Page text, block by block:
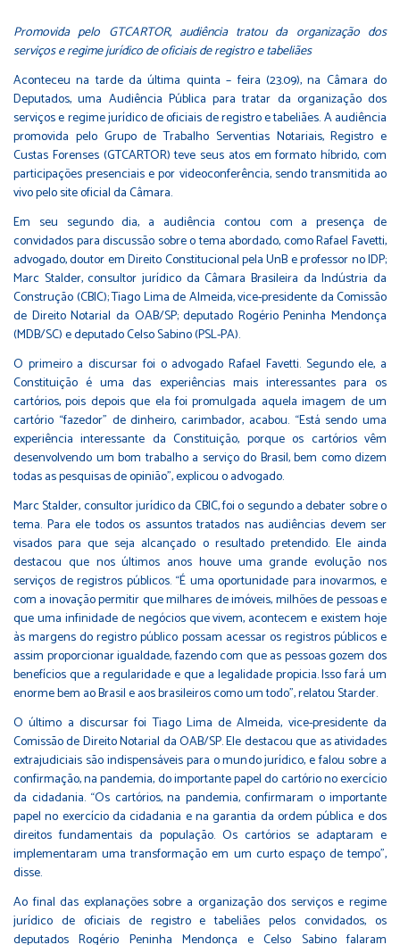
Promovida pelo GTCARTOR, audiência tratou da organização dos
serviços e regime jurídico de oficiais de registro e tabeliães
Aconteceu na tarde da última quinta – feira (23.09), na Câmara do
Deputados, uma Audiência Pública para tratar da organização dos
serviços e regime jurídico de oficiais de registro e tabeliães. A audiência
promovida pelo Grupo de Trabalho Serventias Notariais, Registro e
Custas Forenses (GTCARTOR) teve seus atos em formato híbrido, com
participações presenciais e por videoconferência, sendo transmitida ao
vivo pelo site oficial da Câmara.
Em seu segundo dia, a audiência contou com a presença de
convidados para discussão sobre o tema abordado, como Rafael Favetti,
advogado, doutor em Direito Constitucional pela UnB e professor no IDP;
Marc Stalder, consultor jurídico da Câmara Brasileira da Indústria da
Construção (CBIC); Tiago Lima de Almeida, vice-presidente da Comissão
de Direito Notarial da OAB/SP; deputado Rogério Peninha Mendonça
(MDB/SC) e deputado Celso Sabino (PSL-PA).
O primeiro a discursar foi o advogado Rafael Favetti. Segundo ele, a
Constituição é uma das experiências mais interessantes para os
cartórios, pois depois que ela foi promulgada aquela imagem de um
cartório “fazedor” de dinheiro, carimbador, acabou. “Está sendo uma
experiência interessante da Constituição, porque os cartórios vêm
desenvolvendo um bom trabalho a serviço do Brasil, bem como dizem
todas as pesquisas de opinião”, explicou o advogado.
Marc Stalder, consultor jurídico da CBIC, foi o segundo a debater sobre o
tema. Para ele todos os assuntos tratados nas audiências devem ser
visados para que seja alcançado o resultado pretendido. Ele ainda
destacou que nos últimos anos houve uma grande evolução nos
serviços de registros públicos. “É uma oportunidade para inovarmos, e
com a inovação permitir que milhares de imóveis, milhões de pessoas e
que uma infinidade de negócios que vivem, acontecem e existem hoje
às margens do registro público possam acessar os registros públicos e
assim proporcionar igualdade, fazendo com que as pessoas gozem dos
benefícios que a regularidade e que a legalidade propicia. Isso fará um
enorme bem ao Brasil e aos brasileiros como um todo”, relatou Starder.
O último a discursar foi Tiago Lima de Almeida, vice-presidente da
Comissão de Direito Notarial da OAB/SP. Ele destacou que as atividades
extrajudiciais são indispensáveis para o mundo jurídico, e falou sobre a
confirmação, na pandemia, do importante papel do cartório no exercício
da cidadania. “Os cartórios, na pandemia, confirmaram o importante
papel no exercício da cidadania e na garantia da ordem pública e dos
direitos fundamentais da população. Os cartórios se adaptaram e
implementaram uma transformação em um curto espaço de tempo”,
disse.
Ao final das explanações sobre a organização dos serviços e regime
jurídico de oficiais de registro e tabeliães pelos convidados, os
deputados Rogério Peninha Mendonça e Celso Sabino falaram